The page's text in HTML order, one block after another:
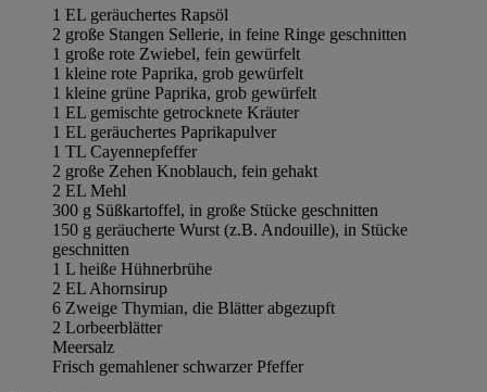
1 EL geräuchertes Rapsöl
2 große Stangen Sellerie, in feine Ringe geschnitten
1 große rote Zwiebel, fein gewürfelt
1 kleine rote Paprika, grob gewürfelt
1 kleine grüne Paprika, grob gewürfelt
1 EL gemischte getrocknete Kräuter
1 EL geräuchertes Paprikapulver
1 TL Cayennepfeffer
2 große Zehen Knoblauch, fein gehakt
2 EL Mehl
300 g Süßkartoffel, in große Stücke geschnitten
150 g geräucherte Wurst (z.B. Andouille), in Stücke
geschnitten
1 L heiße Hühnerbrühe
2 EL Ahornsirup
6 Zweige Thymian, die Blätter abgezupft
2 Lorbeerblätter
Meersalz
Frisch gemahlener schwarzer Pfeffer